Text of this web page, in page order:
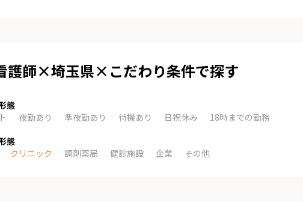
護師×埼玉県×こだわり条件で探す
態
夜勤あり 準夜勤あり 待機あり 日祝休み
18時までの勤務
態
クリニック 調剤薬局 健診施設 企業 その他